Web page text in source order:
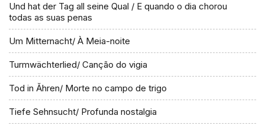
Und hat der Tag all seine Qual / E quando o dia chorou
todas as suas penas
Um Mitternacht/ À Meia-noite
Turmwächterlied/ Canção do vigia
Tod in Ăhren/ Morte no campo de trigo
Tiefe Sehnsucht/ Profunda nostalgia